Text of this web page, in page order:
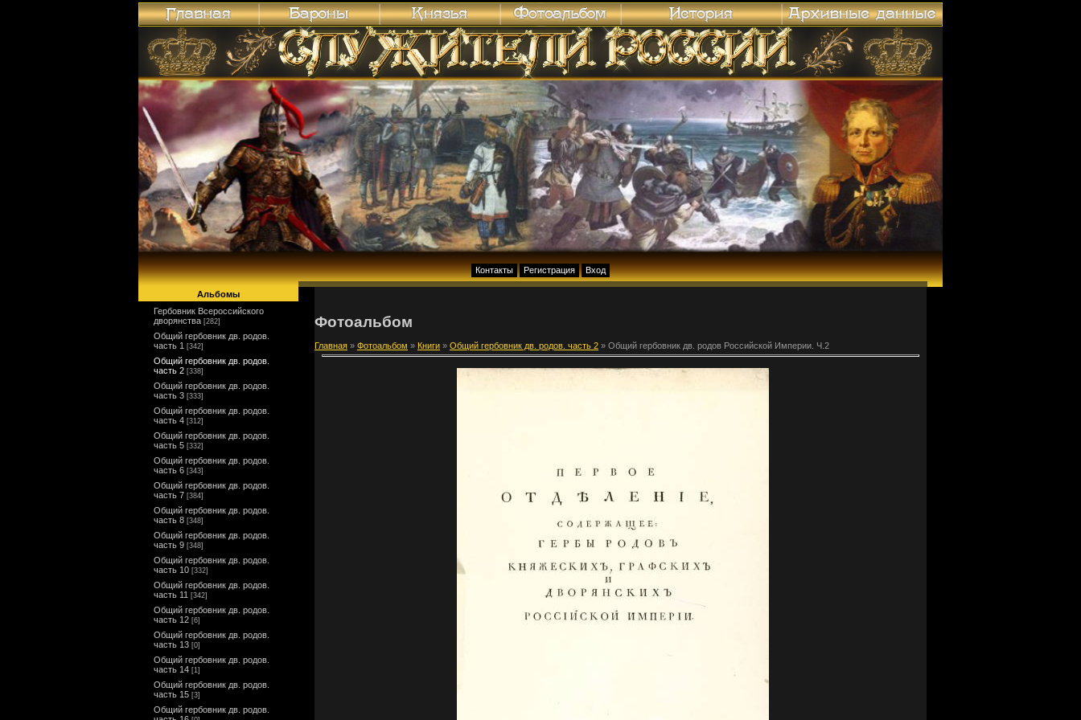
Контакты Регистрация Вход
Альбомы
Гербовник Всероссийского
дворянства [282]
Общий гербовник дв. родов.
часть 1 [342]
Общий гербовник дв. родов.
часть 2 [338]
Общий гербовник дв. родов.
часть 3 [333]
Общий гербовник дв. родов.
часть 4 [312]
Общий гербовник дв. родов.
часть 5 [332]
Общий гербовник дв. родов.
часть 6 [343]
Общий гербовник дв. родов.
часть 7 [384]
Общий гербовник дв. родов.
часть 8 [348]
Общий гербовник дв. родов.
часть 9 [348]
Общий гербовник дв. родов.
часть 10 [332]
Общий гербовник дв. родов.
часть 11 [342]
Общий гербовник дв. родов.
часть 12 [6]
Общий гербовник дв. родов.
часть 13 [0]
Общий гербовник дв. родов.
часть 14 [1]
Общий гербовник дв. родов.
часть 15 [3]
Общий гербовник дв. родов.
Фотоальбом
Главная » Фотоальбом » Книги » Общий гербовник дв. родов. часть 2 » Общий гербовник дв. родов Российской Империи. Ч.2